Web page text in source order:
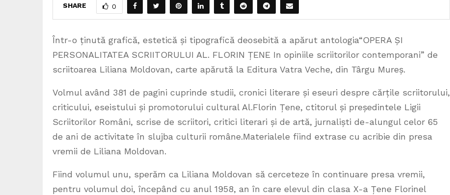
SHARE 0
Într-o ținută grafică, estetică și tipografică deosebită a apărut antologia“OPERA ȘI
PERSONALITATEA SCRIITORULUI AL. FLORIN ȚENE In opiniile scriitorilor contemporani” de
scriitoarea Liliana Moldovan, carte apărută la Editura Vatra Veche, din Târgu Mureș.
Volmul având 381 de pagini cuprinde studii, cronici literare și eseuri despre cărțile scriitorului,
criticului, eseistului și promotorului cultural Al.Florin Țene, ctitorul și președintele Ligii
Scriitorilor Români, scrise de scriitori, critici literari și de artă, jurnaliști de-alungul celor 65
de ani de activitate în slujba culturii române.Materialele fiind extrase cu acribie din presa
vremii de Liliana Moldovan.
Fiind volumul unu, sperăm ca Liliana Moldovan să cerceteze în continuare presa vremii,
pentru volumul doi, începând cu anul 1958, an în care elevul din clasa X-a Țene Florinel